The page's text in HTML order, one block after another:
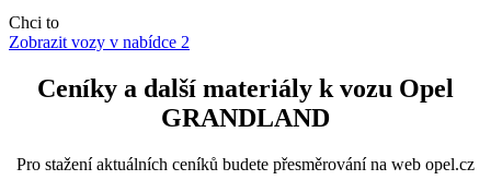
Chci to
Zobrazit vozy v nabídce 2
Ceníky a další materiály k vozu Opel
GRANDLAND
Pro stažení aktuálních ceníků budete přesměrování na web opel.cz